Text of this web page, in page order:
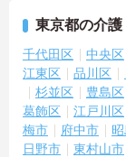
東京都の介
千代田区 中央区
江東区
品川区
杉並区
豊島区
葛飾区
江戸川区
梅市
府中市
日野市
東村山市